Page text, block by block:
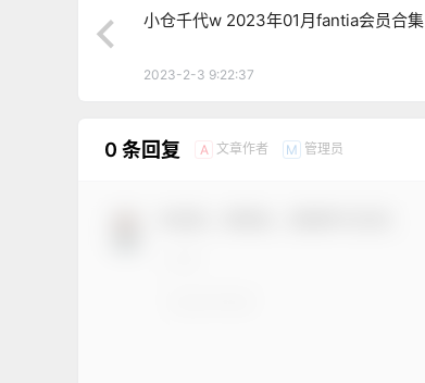
小仓千代w 2023年01月fantia会员合集
2023-2-3 9:22:37
0 条回复 A 文章作者 M 管理员